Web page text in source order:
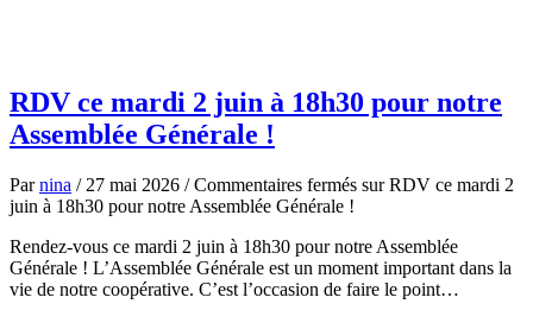
RDV ce mardi 2 juin à 18h30 pour notre
Assemblée Générale !
Parnina / 27 mai 2026 / Commentaires fermés sur RDV ce mardi 2
juin à 18h30 pour notre Assemblée Générale !
Rendez-vous ce mardi 2 juin à 18h30 pour notre Assemblée
Générale ! L’Assemblée Générale est un moment important dans la
vie de notre coopérative. C’est l’occasion de faire le point…